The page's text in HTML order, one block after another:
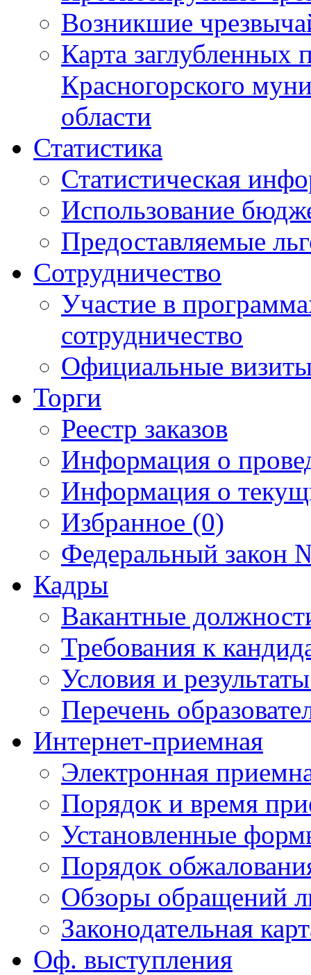
Возникшие
Карта
Красногорского
области
Статистика
Статистическая
Использование
Предоставляемые
Сотрудничество
Участие в
сотрудничество
Официальные
Торги
Реестр заказов
Информация о
Информация о
Избранное (0)
Федеральный закон
Кадры
Вакантные
Требования к
Условия и
Перечень
Интернет-приемная
Электронная
Порядок и время
Установленные
Порядок
Обзоры обращений
Законодательная
Оф. выступления